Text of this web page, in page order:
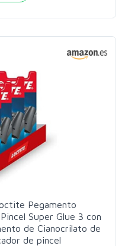
Pegamento
Super Glue 3 con
de Cianocrilato de
de pincel